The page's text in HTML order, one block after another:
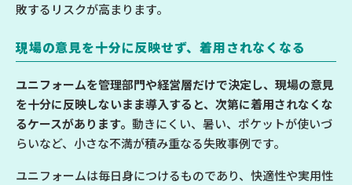
敗するリスクが高まります。
現場の意見を十分に反映せず、着用されなくなる
ユニフォームを管理部門や経営層だけで決定し、現場の意見
を十分に反映しないまま導入すると、次第に着用されなくな
るケースがあります。 動きにくい、暑い、ポケットが使いづ
らいなど、小さな不満が積み重なる失敗事例です。
ユニフォームは毎日身につけるものであり、快適性や実用性